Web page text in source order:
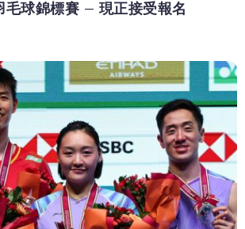
球錦標賽 – 現正接受報名